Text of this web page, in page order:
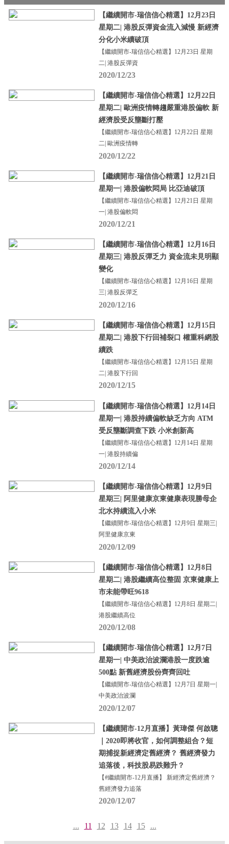
【繼續開市-瑞信信心精選】12月23日
星期二| 港股反彈資金流入減慢 新經濟
分化小米續破頂
【繼續開市-瑞信信心精選】12月23日 星期
二| 港股反彈資
2020/12/23
【繼續開市-瑞信信心精選】12月22日
星期二| 歐洲疫情轉趨嚴重港股偏軟 新
經濟股受反壟斷打壓
【繼續開市-瑞信信心精選】12月22日 星期
二| 歐洲疫情轉
2020/12/22
【繼續開市-瑞信信心精選】12月21日
星期一| 港股偏軟悶局 比亞迪破頂
【繼續開市-瑞信信心精選】12月21日 星期
一| 港股偏軟悶
2020/12/21
【繼續開市-瑞信信心精選】12月16日
星期三| 港股反彈乏力 資金流未見明顯
變化
【繼續開市-瑞信信心精選】12月16日 星期
三| 港股反彈乏
2020/12/16
【繼續開市-瑞信信心精選】12月15日
星期二| 港股下行回補裂口 權重科網股
續跌
【繼續開市-瑞信信心精選】12月15日 星期
二| 港股下行回
2020/12/15
【繼續開市-瑞信信心精選】12月14日
星期一| 港股持續偏軟缺乏方向 ATM
受反壟斷調查下跌 小米創新高
【繼續開市-瑞信信心精選】12月14日 星期
一| 港股持續偏
2020/12/14
【繼續開市-瑞信信心精選】12月9日
星期三| 阿里健康京東健康表現勝母企
北水持續流入小米
【繼續開市-瑞信信心精選】12月9日 星期三|
阿里健康京東
2020/12/09
【繼續開市-瑞信信心精選】12月8日
星期二| 港股繼續高位整固 京東健康上
市未能帶旺9618
【繼續開市-瑞信信心精選】12月8日 星期二|
港股繼續高位
2020/12/08
【繼續開市-瑞信信心精選】12月7日
星期一| 中美政治波瀾港股一度跌逾
500點 新舊經濟股份齊齊回吐
【繼續開市-瑞信信心精選】12月7日 星期一|
中美政治波瀾
2020/12/07
【繼續開市-12月直播】黃瑋傑 何啟聰
｜2020即將收官，如何調整組合？短
期捕捉新經濟定舊經濟？ 舊經濟發力
追落後，科技股易跌難升？
【#繼續開市-12月直播】 新經濟定舊經濟？
舊經濟發力追落
2020/12/07
... 11 12 13 14 15 ...